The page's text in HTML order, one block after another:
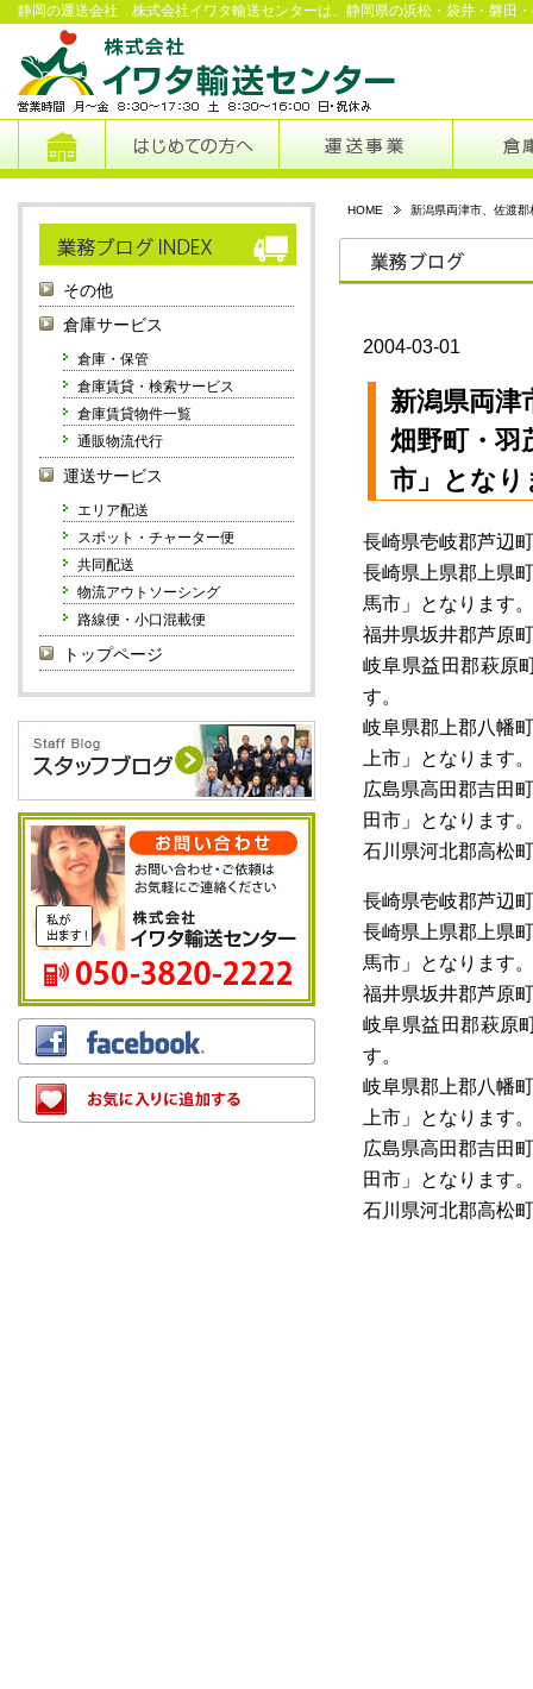
静岡の運送会社 株式会社イワタ輸送センターは、静岡県の浜松・袋井・磐田
その他
倉庫サービス
倉庫・保管
倉庫賃貸・検索サービス
倉庫賃貸物件一覧
通販物流代行
運送サービス
エリア配送
スポット・チャーター便
共同配送
物流アウトソーシング
路線便・小口混載便
トップページ
HOME 新潟県両津市、佐渡
2004-03-01
新潟県両津
畑野町・羽
市」となり
長崎県壱岐郡芦辺
長崎県上県郡上県
馬市」となります。
福井県坂井郡芦原
岐阜県益田郡萩原
す。
岐阜県郡上郡八幡
上市」となります。
広島県高田郡吉田
田市」となります。
石川県河北郡高松
長崎県壱岐郡芦辺
長崎県上県郡上県
馬市」となります。
福井県坂井郡芦原
岐阜県益田郡萩原
す。
岐阜県郡上郡八幡
上市」となります。
広島県高田郡吉田
田市」となります。
石川県河北郡高松